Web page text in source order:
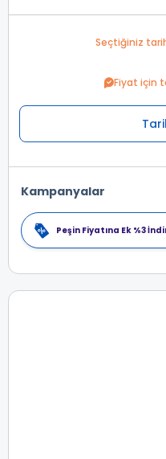
Seçtiğiniz
Fiyat için
Kampanyalar
Peşin Fiyatına Ek %3